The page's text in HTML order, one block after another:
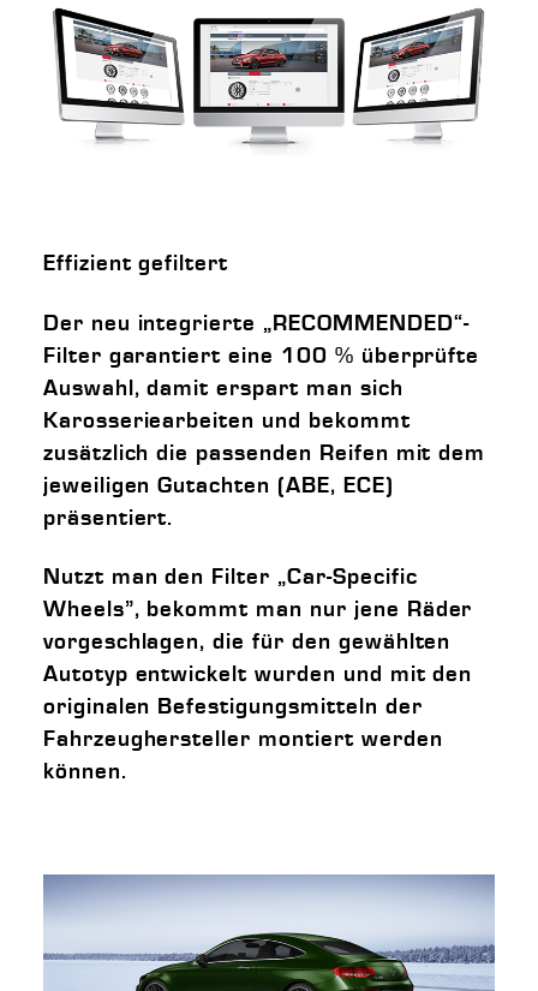
Effizient gefiltert
Der neu integrierte „RECOMMENDED“-
Filter garantiert eine 100 % überprüfte
Auswahl, damit erspart man sich
Karosseriearbeiten und bekommt
zusätzlich die passenden Reifen mit dem
jeweiligen Gutachten (ABE, ECE)
präsentiert.
Nutzt man den Filter „Car-Specific
Wheels”, bekommt man nur jene Räder
vorgeschlagen, die für den gewählten
Autotyp entwickelt wurden und mit den
originalen Befestigungsmitteln der
Fahrzeughersteller montiert werden
können.